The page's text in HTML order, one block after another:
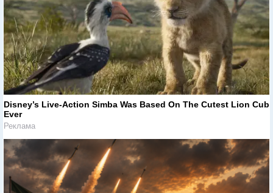
Disney’s Live-Action Simba Was Based On The Cutest Lion Cub
Ever
Реклама